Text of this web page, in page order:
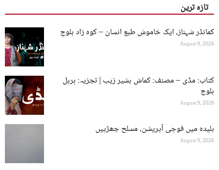
تازہ ترین
کمانڈر شہناز، ایک خاموش طبع انسان – کوہ زاد بلوچ
August 9, 2026
کتاب: مڈی – مصنف: کماش بشیر زیب | تجزیہ: ہربل
بلوچ
August 9, 2026
بلیدہ میں فوجی آپریشن، مسلح جھڑپیں
August 9, 2026